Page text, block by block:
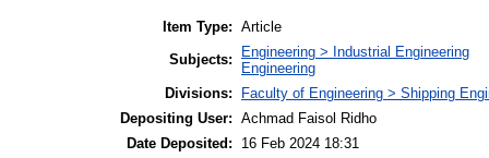
Item Type: Article
Subjects:
Engineering > Industrial Engineering
Engineering
Divisions:
Faculty of Engineering > Shipping
Depositing User: Achmad Faisol Ridho
Date Deposited:
16 Feb 2024 18:31